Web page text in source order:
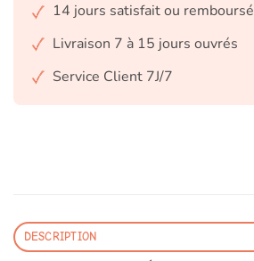
14 jours satisfait ou remboursé
Livraison 7 à 15 jours ouvrés
Service Client 7J/7
DESCRIPTION